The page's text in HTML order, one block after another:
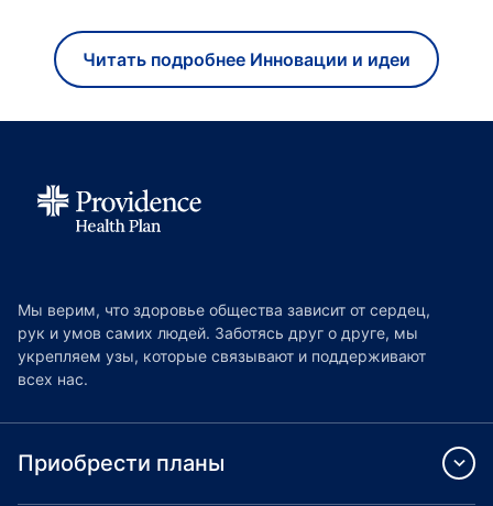
Читать подробнее Инновации и идеи
Мы верим, что здоровье общества зависит от сердец,
рук и умов самих людей. Заботясь друг о друге, мы
укрепляем узы, которые связывают и поддерживают
всех нас.
Приобрести планы